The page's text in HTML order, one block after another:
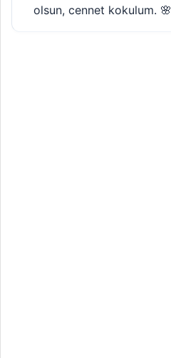
olsun, cennet kokulum. 🌸